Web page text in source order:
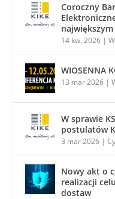
Coroczny
14 kw. 2026 |
WIOSENNA
13 mar 2026 |
W sprawie
postulatów
3 mar 2026 |
Nowy akt o
realizacji
dostaw